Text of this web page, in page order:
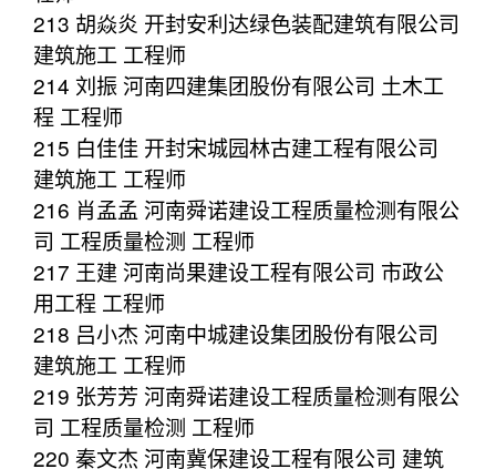
213 胡焱炎 开封安利达绿色装配建筑有限公司
建筑施工 工程师
214 刘振 河南四建集团股份有限公司 土木工
程 工程师
215 白佳佳 开封宋城园林古建工程有限公司
建筑施工 工程师
216 肖孟孟 河南舜诺建设工程质量检测有限公
司 工程质量检测 工程师
217 王建 河南尚果建设工程有限公司 市政公
用工程 工程师
218 吕小杰 河南中城建设集团股份有限公司
建筑施工 工程师
219 张芳芳 河南舜诺建设工程质量检测有限公
司 工程质量检测 工程师
220 秦文杰 河南冀保建设工程有限公司 建筑